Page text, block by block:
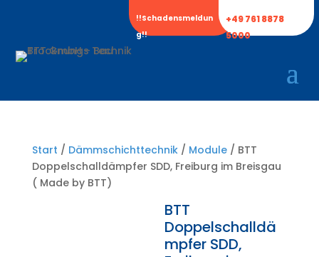
!!Schadensmeldun
g!!
+49 761 8878
5000
Start / Dämmschichttechnik/ Module/ BTT
Doppelschalldämpfer SDD, Freiburg im Breisgau
( Made by BTT)
BTT
Doppelschalldä
mpfer SDD,